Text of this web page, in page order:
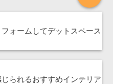
ォームしてデットスペース
られるおすすめインテリア